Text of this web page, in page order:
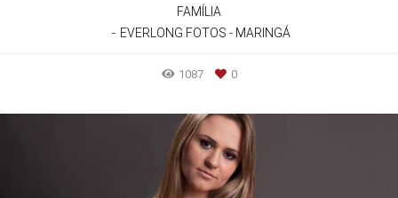
FAMÍLIA
EVERLONG FOTOS - MARINGÁ
1087 0